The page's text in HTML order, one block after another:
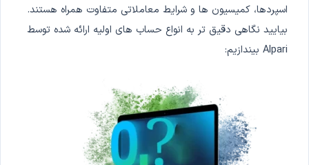
اسپردها، کمیسیون ها و شرایط معاملاتی متفاوت همراه هستند.
بیایید نگاهی دقیق تر به انواع حساب های اولیه ارائه شده توسط
Alpari بیندازیم: